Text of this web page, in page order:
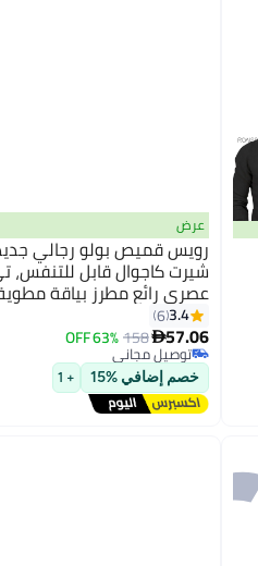
عرض
رويس قميص بولو رجالي
شيرت كاجوال قابل
عصري رائع مطرز بياقة
أسود
3.4
6
57.06
158
63% OFF
توصيل مجاني
توصيل مجاني
خصم إضافي %15 + 1